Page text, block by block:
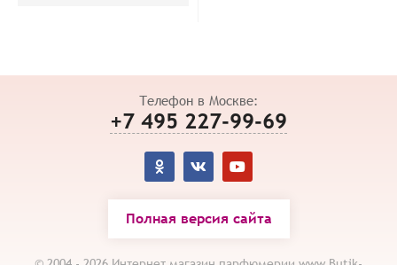
Телефон в Москве:
+7 495 227-99-69
Полная версия сайта